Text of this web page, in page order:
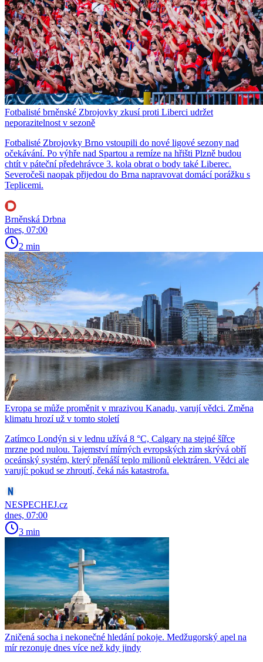
Fotbalisté brněnské Zbrojovky zkusí proti Liberci udržet
neporazitelnost v sezoně
Fotbalisté Zbrojovky Brno vstoupili do nové ligové sezony nad
očekávání. Po výhře nad Spartou a remíze na hřišti Plzně budou
chtít v páteční předehrávce 3. kola obrat o body také Liberec.
Severočeši naopak přijedou do Brna napravovat domácí porážku s
Teplicemi.
Brněnská Drbna
dnes, 07:00
2 min
Evropa se může proměnit v mrazivou Kanadu, varují vědci. Změna
klimatu hrozí už v tomto století
Zatímco Londýn si v lednu užívá 8 °C, Calgary na stejné šířce
mrzne pod nulou. Tajemství mírných evropských zim skrývá obří
oceánský systém, který přenáší teplo milionů elektráren. Vědci ale
varují: pokud se zhroutí, čeká nás katastrofa.
NESPECHEJ.cz
dnes, 07:00
3 min
Zničená socha i nekonečné hledání pokoje. Medžugorský apel na
mír rezonuje dnes více než kdy jindy